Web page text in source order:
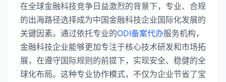
在全球金融科技竞争日益激烈的背景下，专业、合规
的出海路径选择成为中国金融科技企业国际化发展的
关键因素。通过依托专业的ODI备案代办服务机构，
金融科技企业能够更加专注于核心技术研发和市场拓
展，在遵守国际规则的前提下，实现安全、稳健的全
球化布局。这种专业协作模式，不仅为企业节省了宝